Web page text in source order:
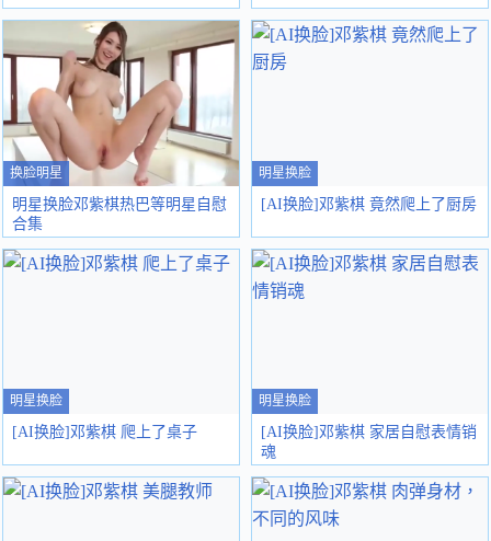
换脸明星
明星换脸邓紫棋热巴等明星自慰
合集
明星换脸
[AI换脸]邓紫棋 竟然爬上了厨房
明星换脸
[AI换脸]邓紫棋 爬上了桌子
明星换脸
[AI换脸]邓紫棋 家居自慰表情销
魂